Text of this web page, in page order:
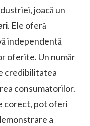
joacă un
. Ele oferă
independentă
oferite. Un număr
credibilitatea
consumatorilor.
corect, pot oferi
a